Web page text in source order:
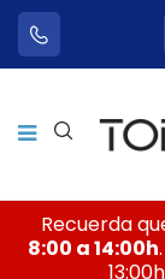
Recuerda
8:00 a 14:00h